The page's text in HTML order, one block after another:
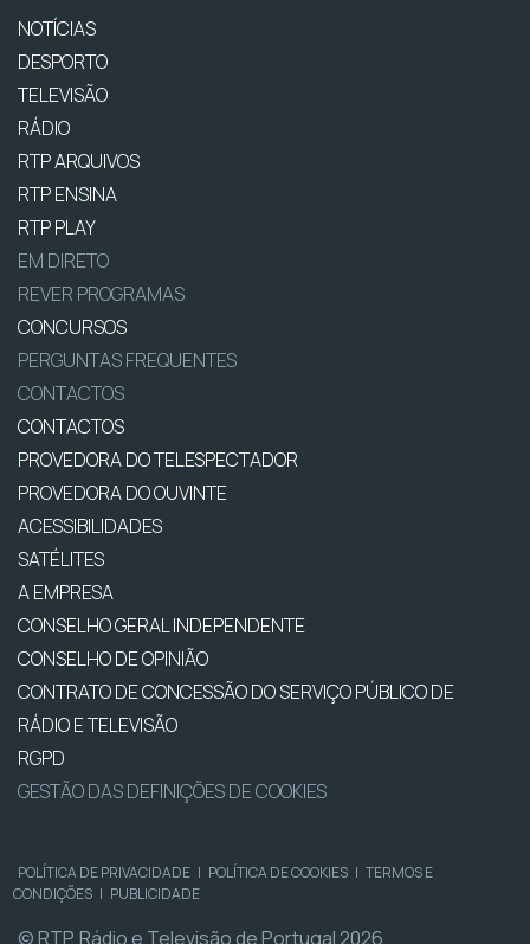
NOTÍCIAS
DESPORTO
TELEVISÃO
RÁDIO
RTP ARQUIVOS
RTP ENSINA
RTP PLAY
EM DIRETO
REVER PROGRAMAS
CONCURSOS
PERGUNTAS FREQUENTES
CONTACTOS
CONTACTOS
PROVEDORA DO TELESPECTADOR
PROVEDORA DO OUVINTE
ACESSIBILIDADES
SATÉLITES
A EMPRESA
CONSELHO GERAL INDEPENDENTE
CONSELHO DE OPINIÃO
CONTRATO DE CONCESSÃO DO SERVIÇO PÚBLICO DE
RÁDIO E TELEVISÃO
RGPD
GESTÃO DAS DEFINIÇÕES DE COOKIES
POLÍTICA DE PRIVACIDADE | POLÍTICA DE COOKIES | TERMOS E
CONDIÇÕES | PUBLICIDADE
© RTP, Rádio e Televisão de Portugal 2026